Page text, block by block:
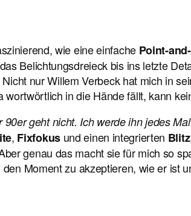
wie eine einfache Point-
Belichtungsdreieck bis ins letzte
nur Willem Verbeck hat mich in
in die Hände fällt, kann
geht nicht. Ich werde ihn jedes
, Fixfokusund einen integrierten Blitz
genau das macht sie für mich so
Moment zu akzeptieren, wie er ist